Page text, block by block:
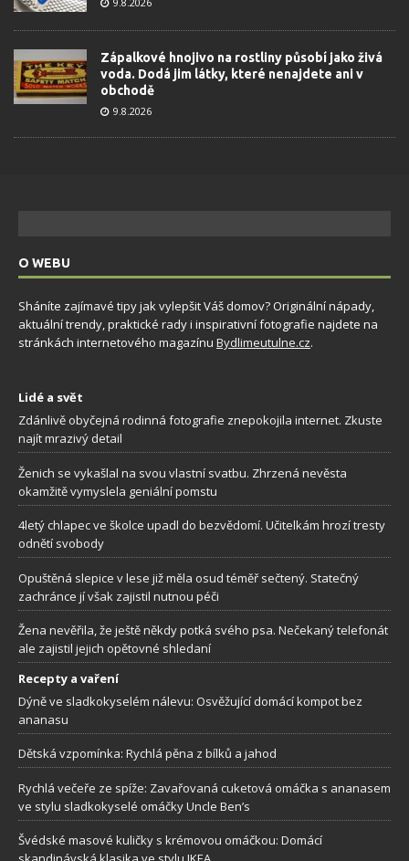
Zápalkové hnojivo na rostliny působí jako živá
voda. Dodá jim látky, které nenajdete ani v
obchodě
9.8.2026
O WEBU
Sháníte zajímavé tipy jak vylepšit Váš domov? Originální nápady,
aktuální trendy, praktické rady i inspirativní fotografie najdete na
stránkách internetového magazínu Bydlimeutulne.cz.
Lidé a svět
Zdánlivě obyčejná rodinná fotografie znepokojila internet. Zkuste
najít mrazivý detail
Ženich se vykašlal na svou vlastní svatbu. Zhrzená nevěsta
okamžitě vymyslela geniální pomstu
4letý chlapec ve školce upadl do bezvědomí. Učitelkám hrozí tresty
odnětí svobody
Opuštěná slepice v lese již měla osud téměř sečtený. Statečný
zachránce jí však zajistil nutnou péči
Žena nevěřila, že ještě někdy potká svého psa. Nečekaný telefonát
ale zajistil jejich opětovné shledaní
Recepty a vaření
Dýně ve sladkokyselém nálevu: Osvěžující domácí kompot bez
ananasu
Dětská vzpomínka: Rychlá pěna z bílků a jahod
Rychlá večeře ze spíže: Zavařovaná cuketová omáčka s ananasem
ve stylu sladkokyselé omáčky Uncle Ben’s
Švédské masové kuličky s krémovou omáčkou: Domácí